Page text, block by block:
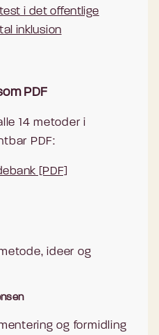
i det offentlige
inklusion
PDF
14 metoder i
PDF:
[PDF]
ideer og
og formidling